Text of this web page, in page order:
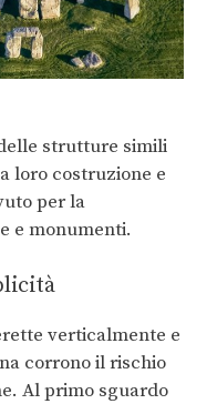
strutture simili
loro costruzione e
per la
e monumenti.
verticalmente e
corrono il rischio
Al primo sguardo